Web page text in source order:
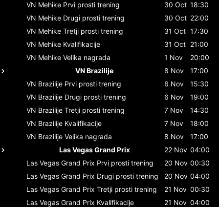
VN Mehike Prvi prosti trening 30 Oct 18:30
VN Mehike Drugi prosti trening 30 Oct 22:00
VN Mehike Tretji prosti trening 31 Oct 17:30
VN Mehike Kvalifikacije 31 Oct 21:00
VN Mehike Velika nagrada 1 Nov
20:00
VN Brazilije
8 Nov
17:00
VN Brazilije Prvi prosti trening 6 Nov
15:30
VN Brazilije Drugi prosti trening 6 Nov
19:00
VN Brazilije Tretji prosti trening 7 Nov
14:30
VN Brazilije Kvalifikacije 7 Nov
18:00
VN Brazilije Velika nagrada 8 Nov
17:00
Las Vegas Grand Prix
22 Nov 04:00
Las Vegas Grand Prix Prvi prosti trening 20 Nov 00:30
Las Vegas Grand Prix Drugi prosti trening 20 Nov 04:00
Las Vegas Grand Prix Tretji prosti trening 21 Nov 00:30
Las Vegas Grand Prix Kvalifikacije 21 Nov 04:00